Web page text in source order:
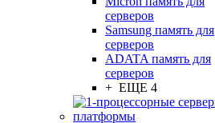
серверов
Samsung память для
серверов
ADATA память для
серверов
+ ЕЩЕ 4